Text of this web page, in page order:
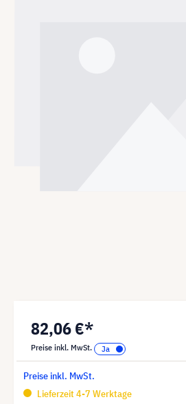
82,06 €*
Preise inkl. MwSt.
Preise inkl. MwSt.
Lieferzeit 4-7 Werktage